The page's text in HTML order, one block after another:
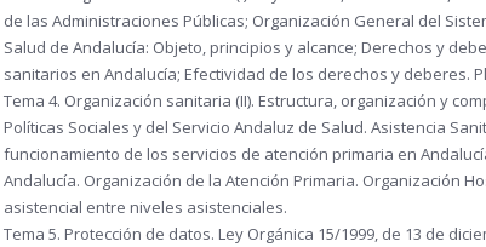
n
a
l
e
r
a
a
l
e
s
:
2
4
de las Administraciones Públicas; Organización General del
Salud de Andalucía: Objeto, principios y alcance; Derechos y
sanitarios en Andalucía; Efectividad de los derechos y deberes.
Tema 4. Organización sanitaria (II). Estructura, organización y
Políticas Sociales y del Servicio Andaluz de Salud. Asistencia
funcionamiento de los servicios de atención primaria en
Andalucía. Organización de la Atención Primaria. Organización
asistencial entre niveles asistenciales.
Tema 5. Protección de datos. Ley Orgánica 15/1999, de 13 de